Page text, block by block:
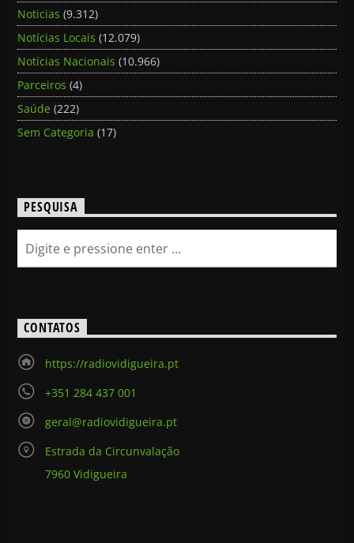
Noticias (9.312)
Notícias Locais (12.079)
Notícias Nacionais (10.966)
Parceiros (4)
Saúde (222)
Sem Categoria (17)
PESQUISA
CONTATOS
https://radiovidigueira.pt
+351 284 437 001
geral@radiovidigueira.pt
Estrada da Circunvalação
7960 Vidigueira